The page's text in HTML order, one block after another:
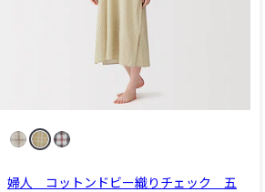
婦人 コットンドビー織りチェック 五